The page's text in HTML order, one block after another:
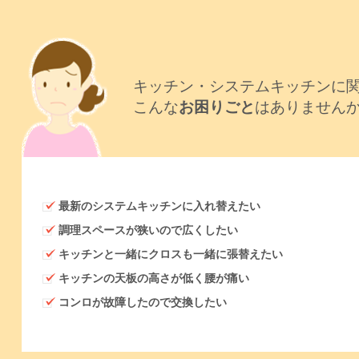
キッチン・システムキッチンに
こんなお困りごとはありません
最新のシステムキッチンに入れ替えたい
調理スペースが狭いので広くしたい
キッチンと一緒にクロスも一緒に張替えたい
キッチンの天板の高さが低く腰が痛い
コンロが故障したので交換したい